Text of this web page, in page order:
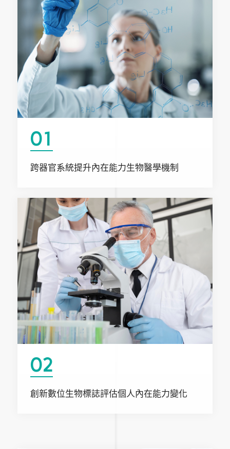
01
跨器官系統提升內在能力生物醫學機制
02
創新數位生物標誌評估個人內在能力變化